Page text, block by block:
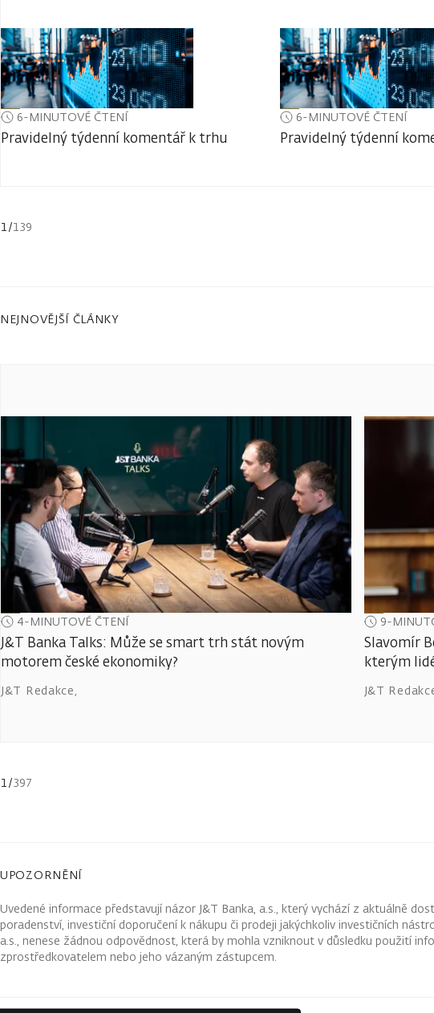
6-MINUTOVÉ ČTENÍ
Pravidelný týdenní komentář k trhu
6-MINUTOVÉ ČTENÍ
Pravidelný týdenní
1 /139
NEJNOVĚJŠÍ ČLÁNKY
4-MINUTOVÉ ČTENÍ
J&T Banka Talks: Může se smart trh stát novým
motorem české ekonomiky?
J&T Redakce,
9-
Slavomír
kterým
J&T
1/397
UPOZORNĚNÍ
Uvedené informace představují názor J&T Banka, a.s., který vychází z aktuálně
poradenství, investiční doporučení k nákupu či prodeji jakýchkoliv investičních
a.s., nenese žádnou odpovědnost, která by mohla vzniknout v důsledku použití
zprostředkovatelem nebo jeho vázaným zástupcem.